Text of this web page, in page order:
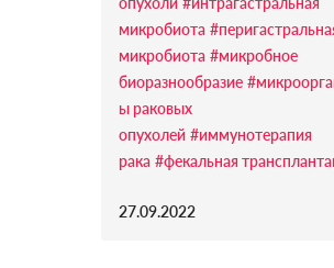
микробиота
микробиота #микробное
биоразнообразие
ы раковых
опухолей #иммунотерапия
рака #фекальная
27.09.2022